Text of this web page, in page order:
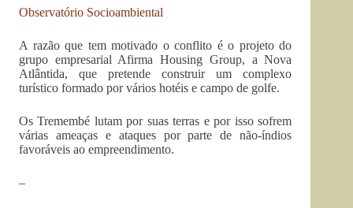
Observatório Socioambiental
A razão que tem motivado o conflito é o projeto do
grupo empresarial Afirma Housing Group, a Nova
Atlântida, que pretende construir um complexo
turístico formado por vários hotéis e campo de golfe.
Os Tremembé lutam por suas terras e por isso sofrem
várias ameaças e ataques por parte de não-índios
favoráveis ao empreendimento.
–